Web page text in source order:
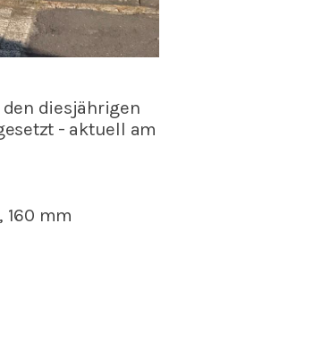
diesjährigen
- aktuell am
mm